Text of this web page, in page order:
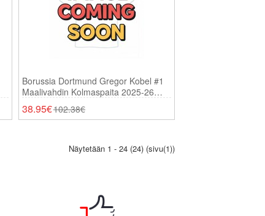
Borussia Dortmund Gregor Kobel #1
Maalivahdin Kolmaspaita 2025-26
Pitkähihainen
38.95€102.38€
Näytetään 1 - 24 (24) (sivu(1))